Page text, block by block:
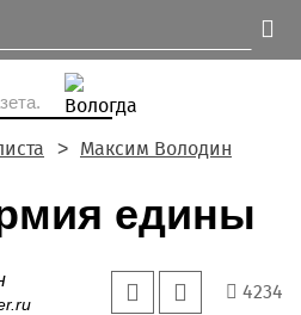
Максим Володин
едины
4234